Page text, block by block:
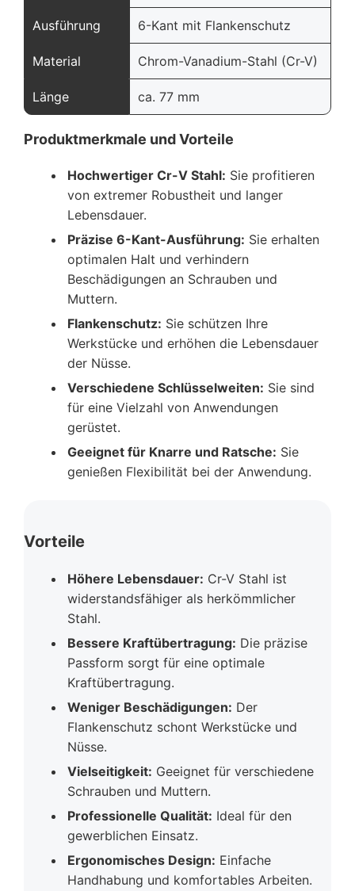
Ausführung 6-Kant mit Flankenschutz
Material Chrom-Vanadium-Stahl (Cr-V)
Länge ca. 77 mm
Produktmerkmale und Vorteile
Hochwertiger Cr-V Stahl: Sie profitieren
von extremer Robustheit und langer
Lebensdauer.
Präzise 6-Kant-Ausführung: Sie erhalten
optimalen Halt und verhindern
Beschädigungen an Schrauben und
Muttern.
Flankenschutz: Sie schützen Ihre
Werkstücke und erhöhen die Lebensdauer
der Nüsse.
Verschiedene Schlüsselweiten: Sie sind
für eine Vielzahl von Anwendungen
gerüstet.
Geeignet für Knarre und Ratsche: Sie
genießen Flexibilität bei der Anwendung.
Vorteile
Höhere Lebensdauer: Cr-V Stahl ist
widerstandsfähiger als herkömmlicher
Stahl.
Bessere Kraftübertragung: Die präzise
Passform sorgt für eine optimale
Kraftübertragung.
Weniger Beschädigungen: Der
Flankenschutz schont Werkstücke und
Nüsse.
Vielseitigkeit: Geeignet für verschiedene
Schrauben und Muttern.
Professionelle Qualität: Ideal für den
gewerblichen Einsatz.
Ergonomisches Design: Einfache
Handhabung und komfortables Arbeiten.